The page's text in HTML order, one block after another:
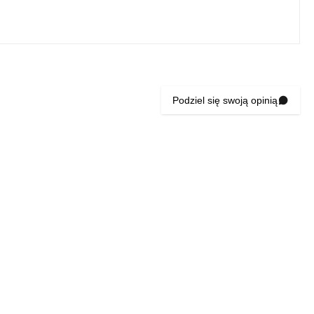
Podziel się swoją opinią